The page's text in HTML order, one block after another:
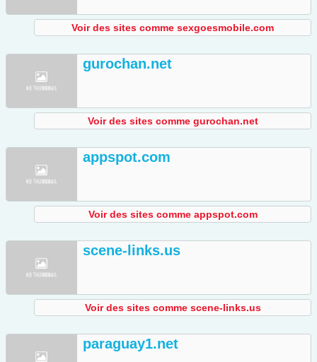
Voir des sites comme sexgoesmobile.com
gurochan.net
Voir des sites comme gurochan.net
appspot.com
Voir des sites comme appspot.com
scene-links.us
Voir des sites comme scene-links.us
paraguay1.net